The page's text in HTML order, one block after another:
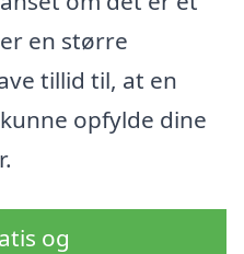
en større
tillid til, at en
opfylde dine
og